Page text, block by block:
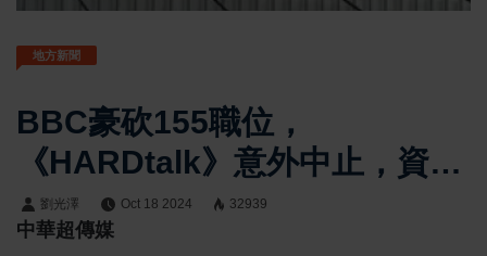
地方新聞
BBC豪砍155職位，
《HARDtalk》意外中止，資深
媒體人怒斥短視！
劉光澤 Oct 18 2024 32939
中華超傳媒